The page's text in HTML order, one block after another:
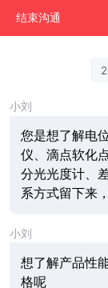
结束沟通
小刘
您是想了解电
仪、滴点软化
分光光度计、
系方式留下来
小刘
想了解产品性
格呢